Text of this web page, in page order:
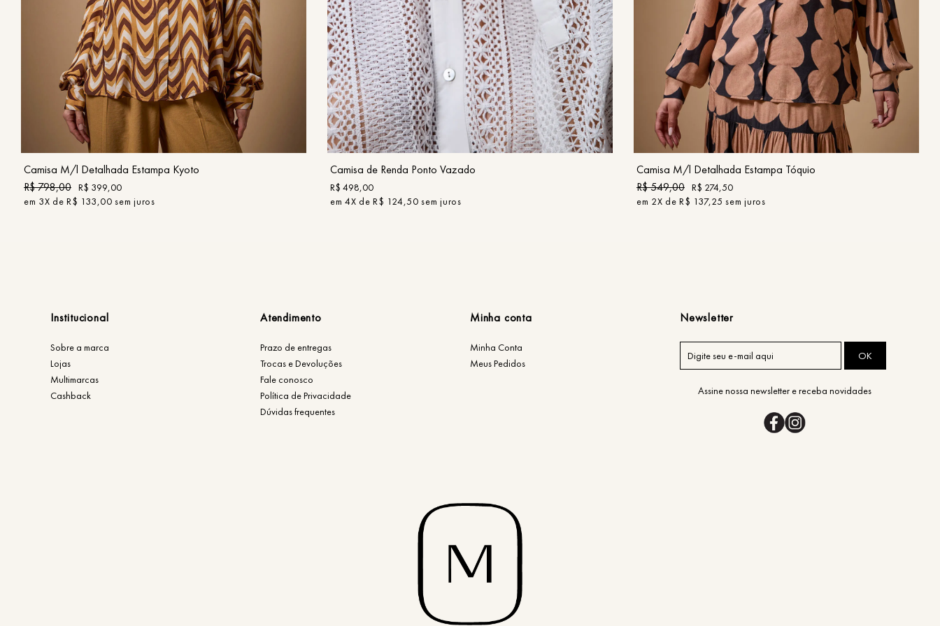
M GG
COMPRAR
Camisa M/l Detalhada Estampa Kyoto
R$798,00 R$ 399,00
em 3X deR$ 133,00 sem juros
PP M G GG
COMPRAR
Camisa de Renda Ponto Vazado
R$ 498,00
em4X deR$ 124,50 sem juros
PP P M G
COMPRAR
Camisa M/l Detalhada Estampa Tóquio
R$549,00 R$ 274,50
em 2X deR$ 137,25 sem juros
Institucional
Sobre a marca
Lojas
Multimarcas
Cashback
Atendimento
Prazo de entregas
Trocas e Devoluções
Fale conosco
Política de Privacidade
Dúvidas frequentes
Minha conta
Minha Conta
Meus Pedidos
Newsletter
OK
Assine nossa newsletter e receba novidades